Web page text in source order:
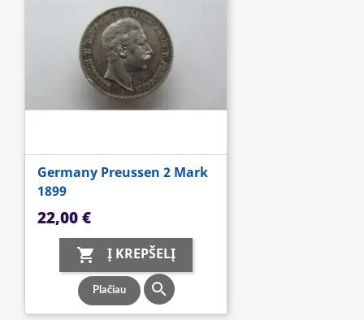
Germany Preussen 2 Mark
1899
Kaina
22,00 €
 Į KREPŠELĮ
Plačiau 